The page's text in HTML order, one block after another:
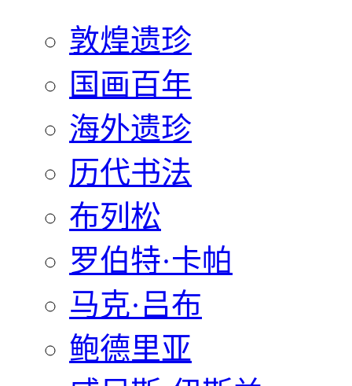
敦煌遗珍
国画百年
海外遗珍
历代书法
布列松
罗伯特·卡帕
马克·吕布
鲍德里亚